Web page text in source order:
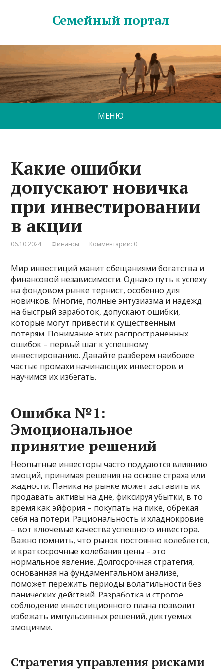
Семейный портал
МЕНЮ
Какие ошибки
допускают новичка
при инвестировании
в акции
06.10.2024 Финансы Комментарии: 0
Мир инвестиций манит обещаниями богатства и
финансовой независимости. Однако путь к успеху
на фондовом рынке тернист, особенно для
новичков. Многие, полные энтузиазма и надежд
на быстрый заработок, допускают ошибки,
которые могут привести к существенным
потерям. Понимание этих распространенных
ошибок – первый шаг к успешному
инвестированию. Давайте разберем наиболее
частые промахи начинающих инвесторов и
научимся их избегать.
Ошибка №1:
Эмоциональное
принятие решений
Неопытные инвесторы часто поддаются влиянию
эмоций, принимая решения на основе страха или
жадности. Паника на рынке может заставить их
продавать активы на дне, фиксируя убытки, в то
время как эйфория – покупать на пике, обрекая
себя на потери. Рациональность и хладнокровие
– вот ключевые качества успешного инвестора.
Важно помнить, что рынок постоянно колеблется,
и краткосрочные колебания цены – это
нормальное явление. Долгосрочная стратегия,
основанная на фундаментальном анализе,
поможет пережить периоды волатильности без
панических действий. Разработка и строгое
соблюдение инвестиционного плана позволит
избежать импульсивных решений, диктуемых
эмоциями.
Стратегия управления рисками